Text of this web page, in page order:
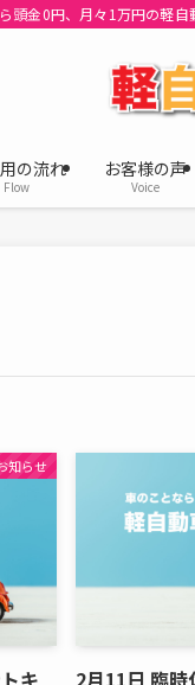
頭金0円、月々1万円の軽自
の流れ
Flow
お客様の声
Voice
知らせ
キ
2月11日 臨